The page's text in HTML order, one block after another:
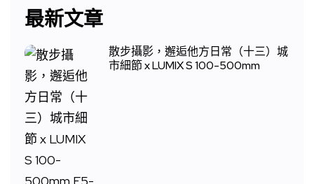
最新文章
散步攝影，邂逅他方日常（十三）城
市細節 x LUMIX S 100-500mm